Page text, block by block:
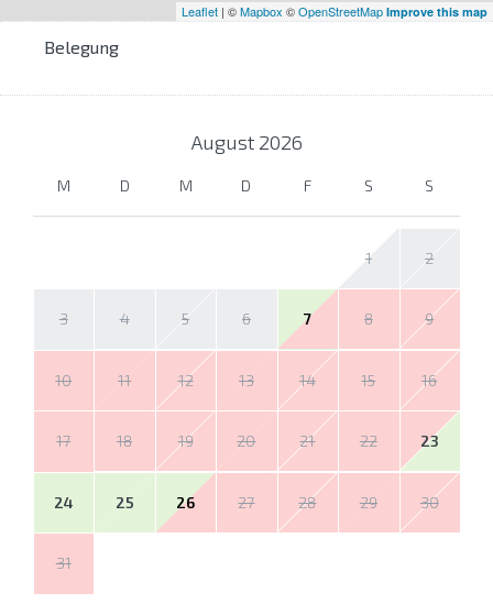
Leaflet | ©Mapbox ©OpenStreetMap Improve this map
Belegung
August 2026
M D M D F S S
1 2
3 4 5 6 7 8 9
10 11 12 13 14 15 16
17 18 19 20 21 22 23
24 25 26 27 28 29 30
31